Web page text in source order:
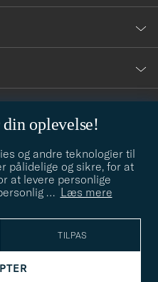
oplevelse!
og andre teknologier til
pålidelige og sikre, for at
at levere personlige
… Læs mere
TILPAS
Lad os hjælpe dig, vi hjælper